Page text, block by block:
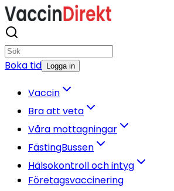
Boka tid Logga in
Vaccin
Bra att veta
Våra mottagningar
FästingBussen
Hälsokontroll och intyg
Företagsvaccinering